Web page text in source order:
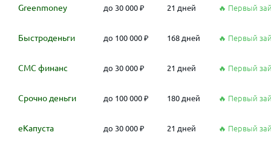
Greenmoney до 30 000 ₽ 21 дней 🔥 Первый
Быстроденьги до 100 000 ₽ 168 дней 🔥 Первый
СМС финанс до 30 000 ₽ 21 дней 🔥 Первый
Срочно деньги до 100 000 ₽ 180 дней 🔥 Первый
еКапуста до 30 000 ₽ 21 дней 🔥 Первый